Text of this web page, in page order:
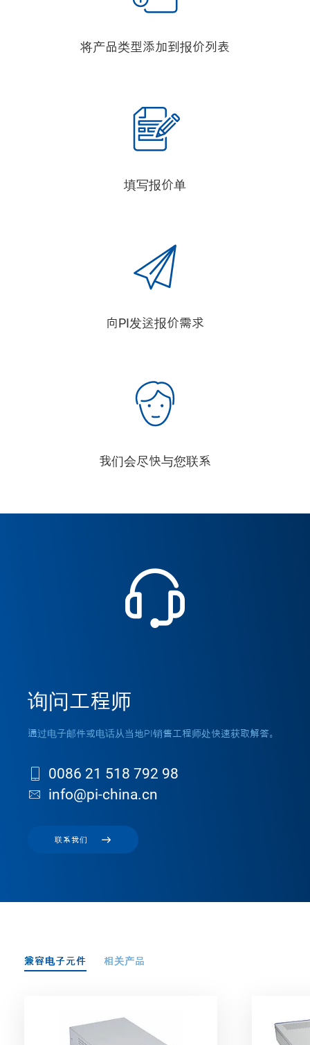
将产品类型添加到报价列表
填写报价单
向PI发送报价需求
我们会尽快与您联系
询问工程师
通过电子邮件或电话从当地PI销售工程师处快速获取解答。
0086 21 518 792 98
info@pi-china.cn
联系我们
兼容电子元件 相关产品